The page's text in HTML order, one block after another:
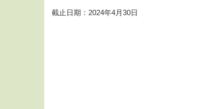
截止日期：2024年4月30日